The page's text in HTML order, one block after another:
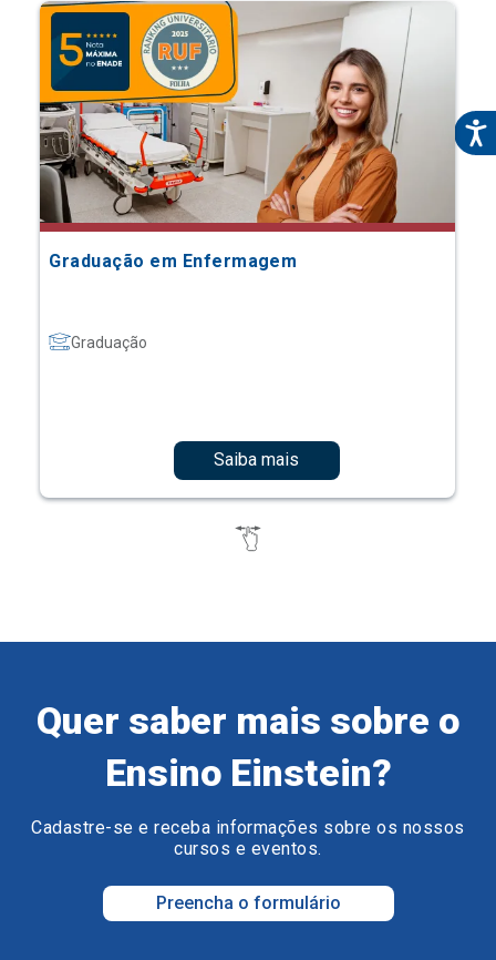
Graduação em Enfermagem
Graduação
Saiba mais
Quer saber mais sobre o
Ensino Einstein?
Cadastre-se e receba informações sobre os nossos
cursos e eventos.
Preencha o formulário